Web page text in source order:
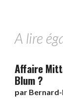
A lire
Affaire
Blum ?
par